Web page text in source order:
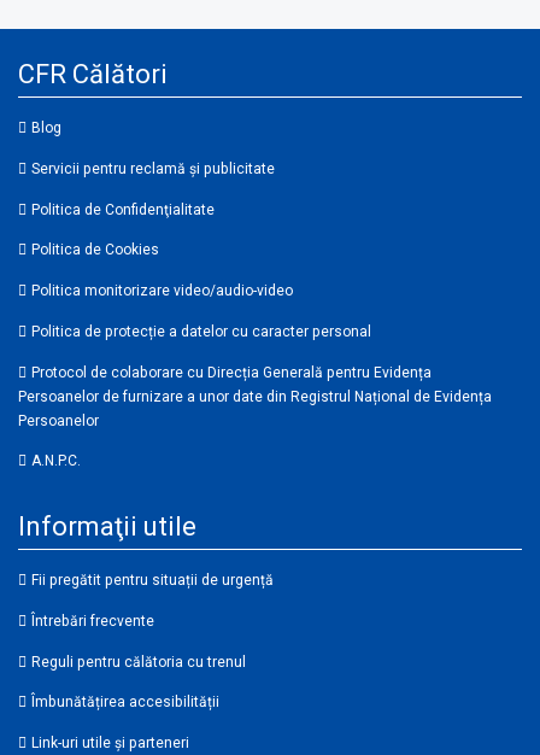
CFR Călători
Blog
Servicii pentru reclamă și publicitate
Politica de Confidenţialitate
Politica de Cookies
Politica monitorizare video/audio-video
Politica de protecție a datelor cu caracter personal
Protocol de colaborare cu Direcția Generală pentru Evidența
Persoanelor de furnizare a unor date din Registrul Național de Evidența
Persoanelor
A.N.P.C.
Informaţii utile
Fii pregătit pentru situații de urgență
Întrebări frecvente
Reguli pentru călătoria cu trenul
Îmbunătățirea accesibilității
Link-uri utile şi parteneri